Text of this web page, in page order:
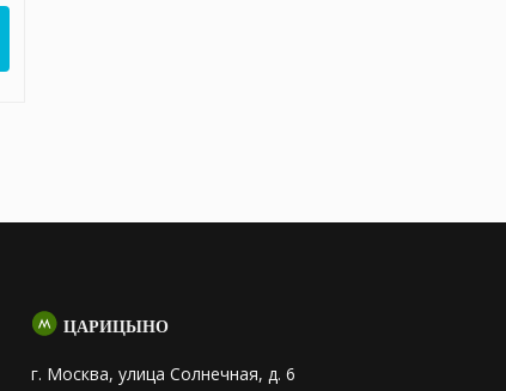
ЦАРИЦЫНО
г. Москва, улица Солнечная, д. 6